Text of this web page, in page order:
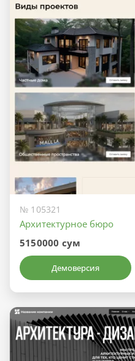
№ 105321
Архитектурное бюро
5150000 сум
Демоверсия